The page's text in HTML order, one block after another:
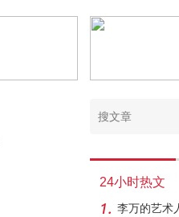
24小时热文
李万的艺术